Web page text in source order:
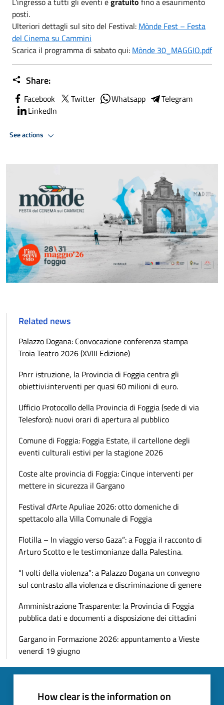
posti.
Ulteriori dettagli sul sito del Festival: Mònde Fest – Festa
del Cinema su Cammini
Scarica il programma di sabato qui: Mònde 30_MAGGIO.pdf
Share:
Facebook Twitter Whatsapp
Telegram
LinkedIn
See actions
Related news
Palazzo Dogana: Convocazione conferenza stampa
Troia Teatro 2026 (XVIII Edizione)
Pnrr istruzione, la Provincia di Foggia centra gli
obiettivi:interventi per quasi 60 milioni di euro.
Ufficio Protocollo della Provincia di Foggia (sede di via
Telesforo): nuovi orari di apertura al pubblico
Comune di Foggia: Foggia Estate, il cartellone degli
eventi culturali estivi per la stagione 2026
Coste alte provincia di Foggia: Cinque interventi per
mettere in sicurezza il Gargano
Festival d'Arte Apuliae 2026: otto domeniche di
spettacolo alla Villa Comunale di Foggia
Flotilla – In viaggio verso Gaza”: a Foggia il racconto di
Arturo Scotto e le testimonianze dalla Palestina.
“I volti della violenza”: a Palazzo Dogana un convegno
sul contrasto alla violenza e discriminazione di genere
Amministrazione Trasparente: la Provincia di Foggia
pubblica dati e documenti a disposizione dei cittadini
Gargano in Formazione 2026: appuntamento a Vieste
venerdì 19 giugno
How clear is the information on